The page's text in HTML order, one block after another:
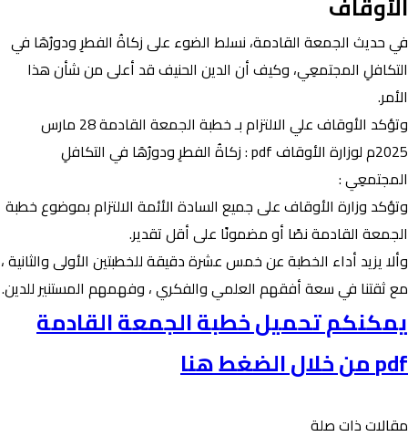
في حديث الجمعة القادمة، نسلط الضوء على زكاةُ الفطرِ ودورُهَا في
التكافلِ المجتمعِي، وكيف أن الدين الحنيف قد أعلى من شأن هذا
الأمر.
وتؤكد الأوقاف علي الالتزام بـ خطبة الجمعة القادمة 28 مارس
2025م لوزارة الأوقاف pdf : زكاةُ الفطرِ ودورُهَا في التكافلِ
المجتمعِي :
وتؤكد وزارة الأوقاف على جميع السادة الأئمة الالتزام بموضوع خطبة
الجمعة القادمة نصًا أو مضمونًا على أقل تقدير.
وألا يزيد أداء الخطبة عن خمس عشرة دقيقة للخطبتين الأولى والثانية ،
مع ثقتنا في سعة أفقهم العلمي والفكري ، وفهمهم المستنير للدين.
يمكنكم تحميل خطبة الجمعة القادمة
pdf من خلال الضغط هنا
مقالات ذات صلة